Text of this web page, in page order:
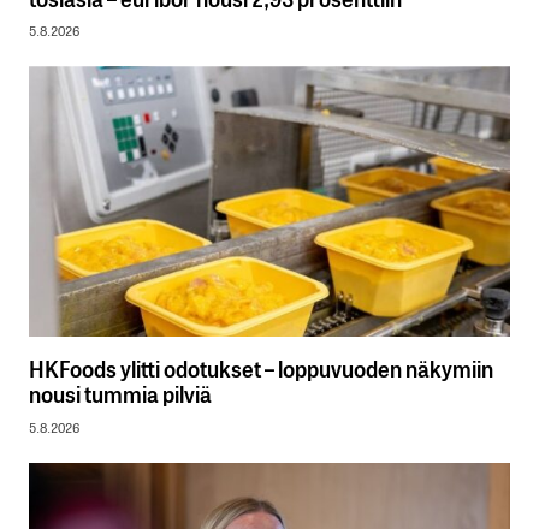
5.8.2026
HKFoods ylitti odotukset – loppuvuoden näkymiin
nousi tummia pilviä
5.8.2026